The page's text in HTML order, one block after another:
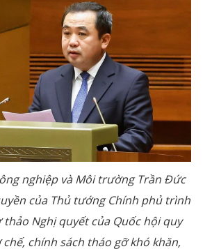
nghiệp và Môi trường Trần Đức
của Thủ tướng Chính phủ trình
Nghị quyết của Quốc hội quy
chính sách tháo gỡ khó khăn,